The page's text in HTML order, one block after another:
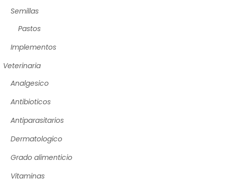
Semillas
Pastos
Implementos
Veterinaria
Analgesico
Antibioticos
Antiparasitarios
Dermatologico
Grado alimenticio
Vitaminas